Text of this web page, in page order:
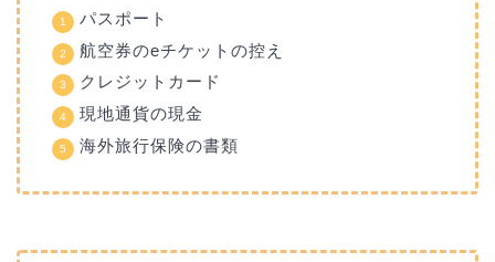
パスポート
航空券のeチケットの控え
クレジットカード
現地通貨の現金
海外旅行保険の書類